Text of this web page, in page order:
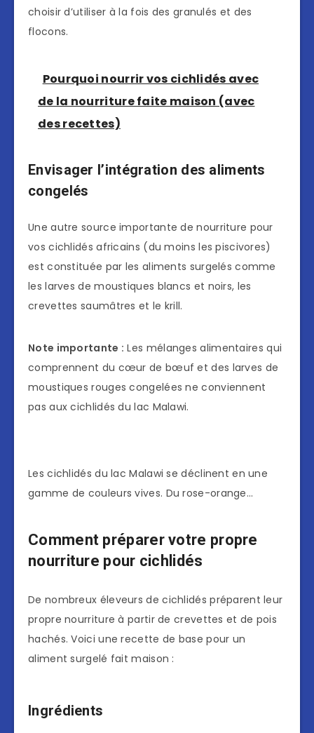
choisir d’utiliser à la fois des granulés et des
flocons.
Pourquoi nourrir vos cichlidés avec
de la nourriture faite maison (avec
des recettes)
Envisager l’intégration des aliments
congelés
Une autre source importante de nourriture pour
vos cichlidés africains (du moins les piscivores)
est constituée par les aliments surgelés comme
les larves de moustiques blancs et noirs, les
crevettes saumâtres et le krill.
Note importante : Les mélanges alimentaires qui
comprennent du cœur de bœuf et des larves de
moustiques rouges congelées ne conviennent
pas aux cichlidés du lac Malawi.
Les cichlidés du lac Malawi se déclinent en une
gamme de couleurs vives. Du rose-orange…
Comment préparer votre propre
nourriture pour cichlidés
De nombreux éleveurs de cichlidés préparent leur
propre nourriture à partir de crevettes et de pois
hachés. Voici une recette de base pour un
aliment surgelé fait maison :
Ingrédients